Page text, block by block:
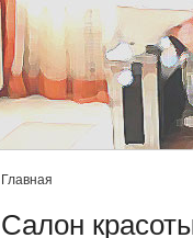
Главная
Салон